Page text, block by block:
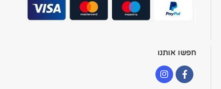
חפשו אותנו